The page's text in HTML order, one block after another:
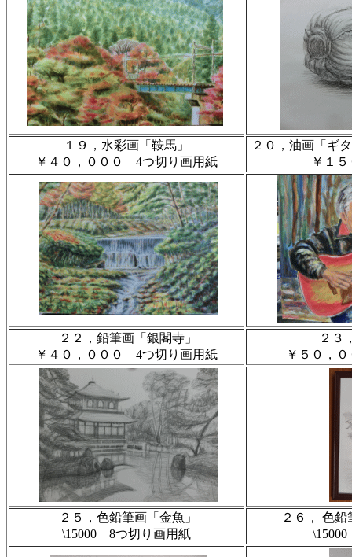
１９，水彩画「鞍馬」
￥４０，０００ 4つ切り画用紙
２０，油画「ギ
￥１
２２，鉛筆画「銀閣寺」
￥４０，０００ 4つ切り画用紙
２３
￥５０，
２５，色鉛筆画「金魚」
\15000 8つ切り画用紙
２６， 色